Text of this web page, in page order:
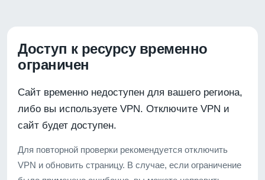
Доступ к ресурсу временно
ограничен
Сайт временно недоступен для вашего региона,
либо вы используете VPN. Отключите VPN и
сайт будет доступен.
Для повторной проверки рекомендуется отключить
VPN и обновить страницу. В случае, если ограничение